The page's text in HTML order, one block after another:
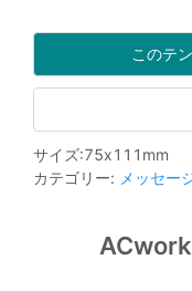
このテ
サイズ:75x111 mm
カテゴリー: メッセー